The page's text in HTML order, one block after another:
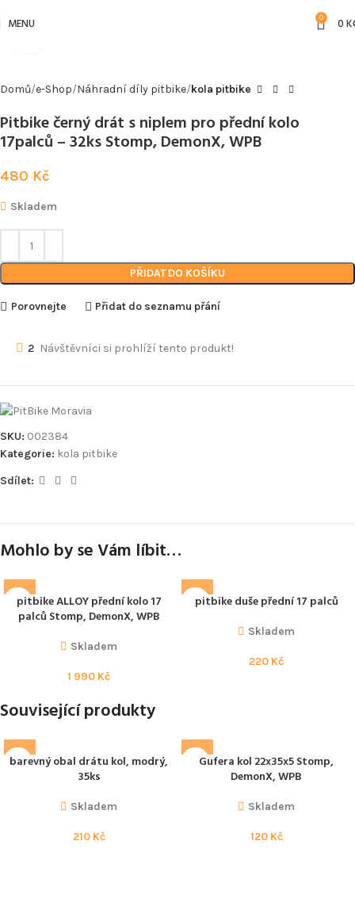
MENU 0 0
Domů e-Shop Náhradní díly pitbike kola pitbike
Pitbike černý drát s niplem pro přední kolo
17palců – 32ks Stomp, DemonX, WPB
480 Kč
Skladem
PŘIDAT DO KOŠÍKU
Porovnejte Přidat do seznamu přání
2 Návštěvníci si prohlíží tento produkt!
SKU: 002384
Kategorie: kola pitbike
Sdílet:
Mohlo by se Vám líbit…
pitbike ALLOY přední kolo 17
palců Stomp, DemonX, WPB
Skladem
1 990 Kč
pitbike duše přední 17 palců
Skladem
220 Kč
Související produkty
barevný obal drátu kol, modrý,
35ks
Skladem
210 Kč
Gufera kol 22x35x5 Stomp,
DemonX, WPB
Skladem
120 Kč